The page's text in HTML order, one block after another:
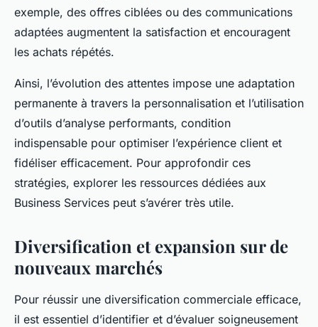
exemple, des offres ciblées ou des communications
adaptées augmentent la satisfaction et encouragent
les achats répétés.
Ainsi, l’évolution des attentes impose une adaptation
permanente à travers la personnalisation et l’utilisation
d’outils d’analyse performants, condition
indispensable pour optimiser l’expérience client et
fidéliser efficacement. Pour approfondir ces
stratégies, explorer les ressources dédiées aux
Business Services peut s’avérer très utile.
Diversification et expansion sur de
nouveaux marchés
Pour réussir une diversification commerciale efficace,
il est essentiel d’identifier et d’évaluer soigneusement